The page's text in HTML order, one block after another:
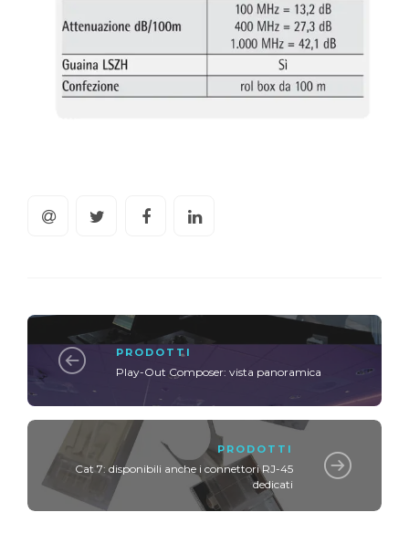
PRODOTTI
Play-Out Composer: vista panoramica
PRODOTTI
Cat 7: disponibili anche i connettori RJ-45
dedicati